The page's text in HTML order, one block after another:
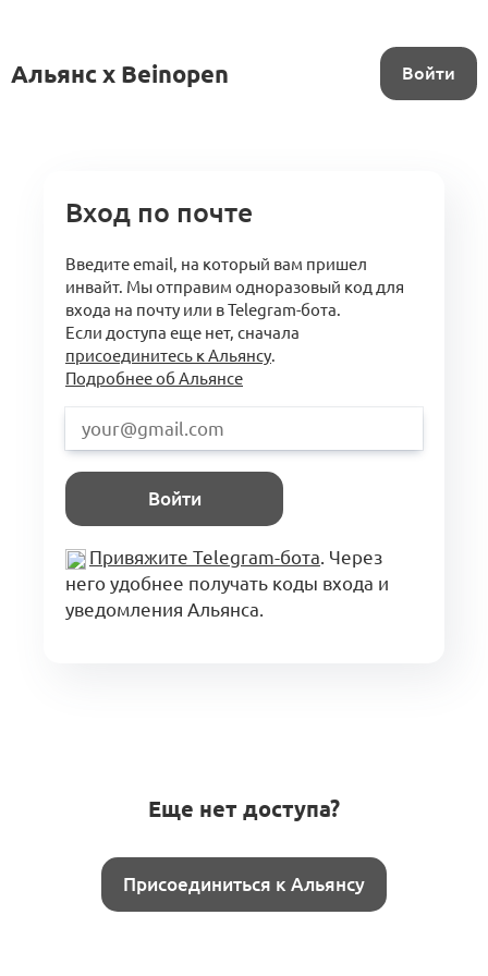
Альянс x Beinopen Войти
Вход по почте
Введите email, на который вам пришел
инвайт. Мы отправим одноразовый код для
входа на почту или в Telegram-бота.
Если доступа еще нет, сначала
присоединитесь к Альянсу.
Подробнее об Альянсе
Войти
Привяжите Telegram-бота. Через
него удобнее получать коды входа и
уведомления Альянса.
Еще нет доступа?
Присоединиться к Альянсу